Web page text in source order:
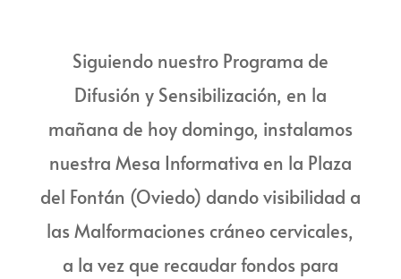
Siguiendo nuestro Programa de
Difusión y Sensibilización, en la
mañana de hoy domingo, instalamos
nuestra Mesa Informativa en la Plaza
del Fontán (Oviedo) dando visibilidad a
las Malformaciones cráneo cervicales,
a la vez que recaudar fondos para